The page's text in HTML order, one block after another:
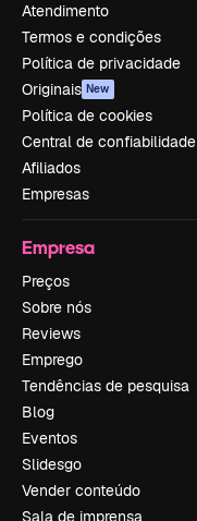
Atendimento
Termos e condições
Política de privacidade
Originais New
Política de cookies
Central de confiabilidade
Afiliados
Empresas
Empresa
Preços
Sobre nós
Reviews
Emprego
Tendências de pesquisa
Blog
Eventos
Slidesgo
Vender conteúdo
Sala de imprensa